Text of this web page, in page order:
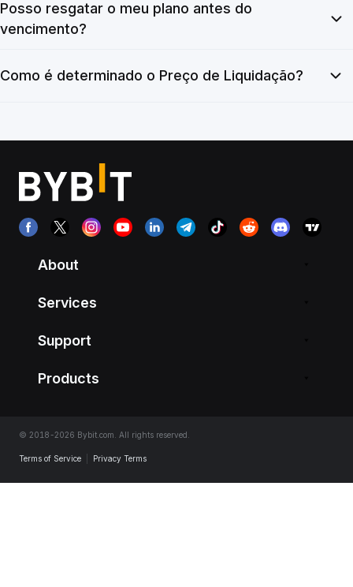
Posso resgatar o meu plano antes do
vencimento?
Como é determinado o Preço de Liquidação?
About
Services
Support
Products
© 2018-2026 Bybit.com. All rights reserved.
Terms of Service Privacy Terms